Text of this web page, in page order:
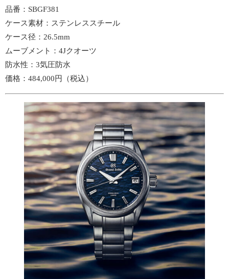
品番：SBGF381
ケース素材：ステンレススチール
ケース径：26.5mm
ムーブメント：4Jクオーツ
防水性：3気圧防水
価格：484,000円（税込）